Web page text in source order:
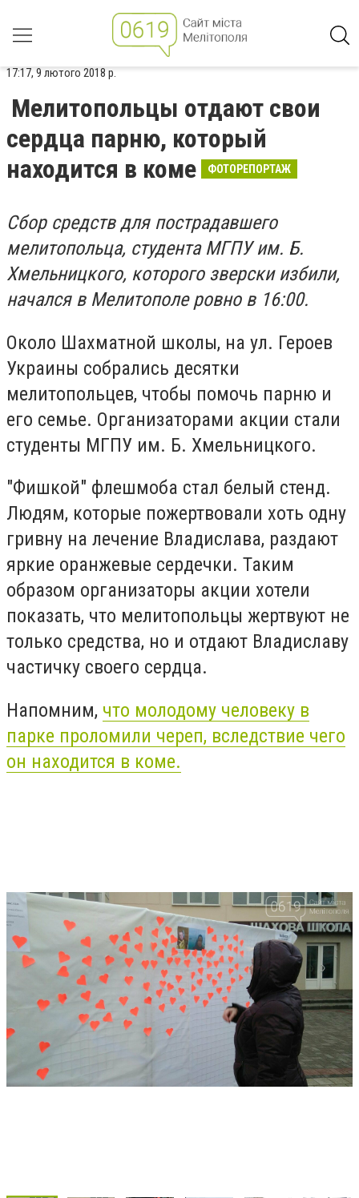
17:17, 9 лютого 2018 р.
Мелитопольцы отдают свои
сердца парню, который
находится в коме
ФОТОРЕПОРТАЖ
Сбор средств для пострадавшего
мелитопольца, студента МГПУ им. Б.
Хмельницкого, которого зверски избили,
начался в Мелитополе ровно в 16:00.
Около Шахматной школы, на ул. Героев
Украины собрались десятки
мелитопольцев, чтобы помочь парню и
его семье. Организаторами акции стали
студенты МГПУ им. Б. Хмельницкого.
"Фишкой" флешмоба стал белый стенд.
Людям, которые пожертвовали хоть одну
гривну на лечение Владислава, раздают
яркие оранжевые сердечки. Таким
образом организаторы акции хотели
показать, что мелитопольцы жертвуют не
только средства, но и отдают Владиславу
частичку своего сердца.
Напомним, что молодому человеку в
парке проломили череп, вследствие чего
он находится в коме.